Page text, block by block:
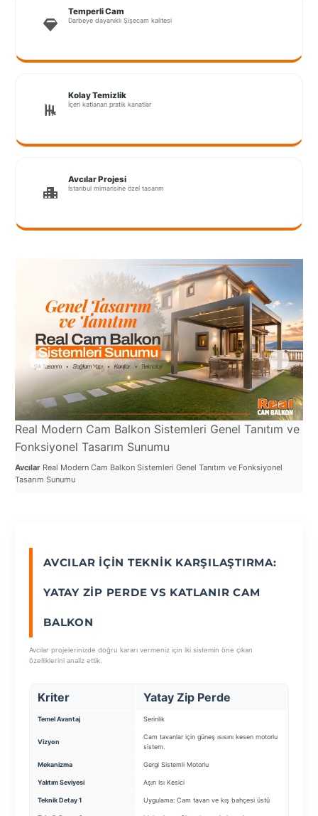
Temperli Cam
Darbeye dayanıklı Şişecam kalitesi
Kolay Temizlik
İçeri katlanan pratik kanatlar
Avcılar Projesi
İstanbul mimarisine özel tasarım
Real Modern Cam Balkon Sistemleri Genel Tanıtım ve
Fonksiyonel Tasarım Sunumu
Avcılar Real Modern Cam Balkon Sistemleri Genel Tanıtım ve Fonksiyonel
Tasarım Sunumu
AVCILAR İÇIN TEKNIK KARŞILAŞTIRMA:
YATAY ZIP PERDE VS KATLANIR CAM
BALKON
Avcılar projelerinizde doğru kararı vermeniz için iki sistemin öne çıkan
özelliklerini analiz ettik.
Kriter Yatay Zip Perde
Temel Avantaj Serinlik
Vizyon
Cam tavanlar için güneş ısısını kesen motorlu
sistem.
Mekanizma Gergi Sistemli Motorlu
Yalıtım Seviyesi Aşırı Isı Kesici
Teknik Detay 1 Uygulama: Cam tavan ve kış bahçesi üstü
Kırklareli
Lubrza
Manisa
Port
Rize
Sivas
switzerland
Tilburg
Van
Yalova